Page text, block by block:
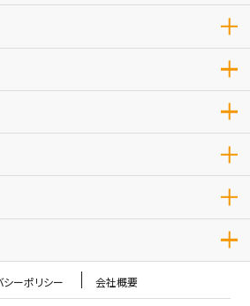
シーポリシー 会社概要